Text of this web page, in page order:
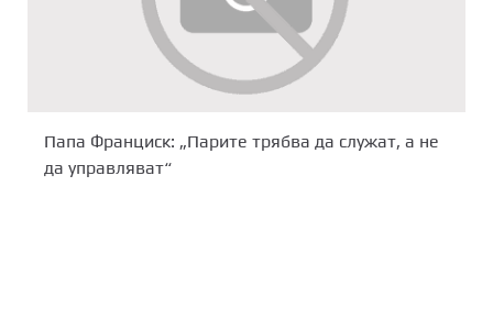
Папа Франциск: „Парите трябва да служат, а не
да управляват“